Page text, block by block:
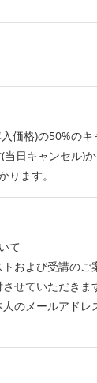
価格)の50%のキ
日キャンセル)
ります。
て
トおよび受講の
せていただきま
のメールアドレ